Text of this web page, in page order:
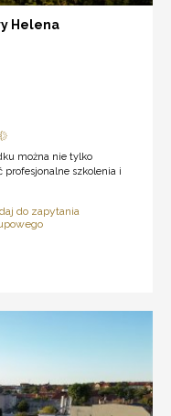
Helena
można nie tylko
profesjonalne szkolenia i